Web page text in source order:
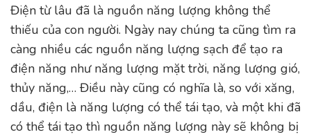
Điện từ lâu đã là nguồn năng lượng không thể
thiếu của con người. Ngày nay chúng ta cũng tìm ra
càng nhiều các nguồn năng lượng sạch để tạo ra
điện năng như năng lượng mặt trời, năng lượng gió,
thủy năng,… Điều này cũng có nghĩa là, so với xăng,
dầu, điện là năng lượng có thể tái tạo, và một khi đã
có thể tái tạo thì nguồn năng lượng này sẽ không bị